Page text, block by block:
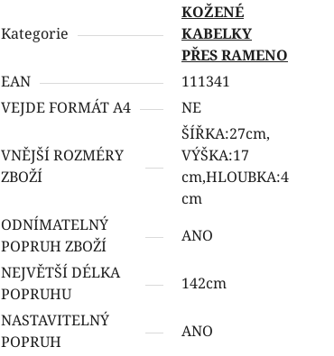
Kategorie
KOŽENÉ
KABELKY
PŘES RAMENO
EAN
111341
VEJDE FORMÁT A4
NE
VNĚJŠÍ ROZMÉRY
ZBOŽÍ
ŠÍŘKA:27cm,
VÝŠKA:17
cm,HLOUBKA:4
cm
ODNÍMATELNÝ
POPRUH ZBOŽÍ
ANO
NEJVĚTŠÍ DÉLKA
POPRUHU
142cm
NASTAVITELNÝ
POPRUH
ANO